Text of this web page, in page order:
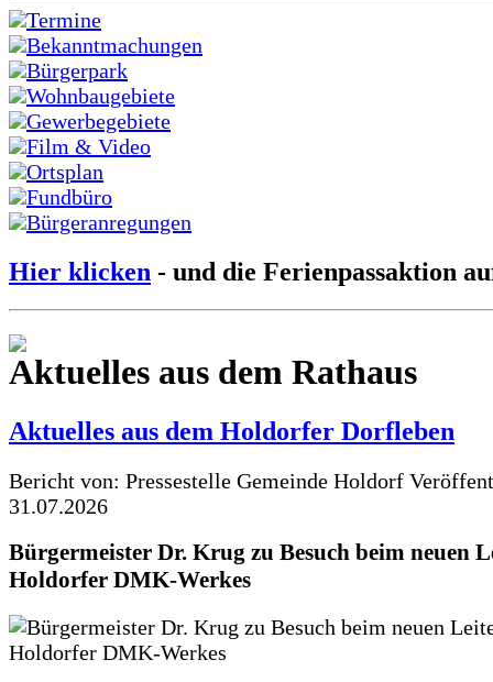
Termine
Bekanntmachungen
Bürgerpark
Wohnbaugebiete
Gewerbegebiete
Film & Video
Ortsplan
Fundbüro
Bürgeranregungen
Hier klicken - und die Ferienpassaktion
Aktuelles aus dem Rathaus
Aktuelles aus dem Holdorfer Dorfleben
Bericht von: Pressestelle Gemeinde Holdorf
31.07.2026
Bürgermeister Dr. Krug zu Besuch beim neuen
Holdorfer DMK-Werkes